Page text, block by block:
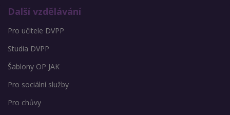
Další vzdělávání
Pro učitele DVPP
Studia DVPP
Šablony OP JAK
Pro sociální služby
Pro chůvy